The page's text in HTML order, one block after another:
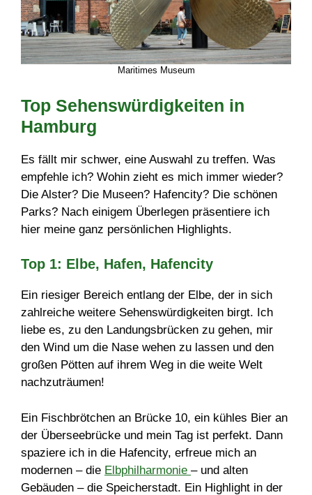
Maritimes Museum
Top Sehenswürdigkeiten in
Hamburg
Es fällt mir schwer, eine Auswahl zu treffen. Was
empfehle ich? Wohin zieht es mich immer wieder?
Die Alster? Die Museen? Hafencity? Die schönen
Parks? Nach einigem Überlegen präsentiere ich
hier meine ganz persönlichen Highlights.
Top 1: Elbe, Hafen, Hafencity
Ein riesiger Bereich entlang der Elbe, der in sich
zahlreiche weitere Sehenswürdigkeiten birgt. Ich
liebe es, zu den Landungsbrücken zu gehen, mir
den Wind um die Nase wehen zu lassen und den
großen Pötten auf ihrem Weg in die weite Welt
nachzuträumen!
Ein Fischbrötchen an Brücke 10, ein kühles Bier an
der Überseebrücke und mein Tag ist perfekt. Dann
spaziere ich in die Hafencity, erfreue mich an
modernen – die Elbphilharmonie – und alten
Gebäuden – die Speicherstadt. Ein Highlight in der